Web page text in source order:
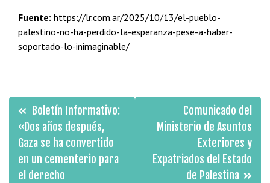
Fuente: https://lr.com.ar/2025/10/13/el-pueblo-
palestino-no-ha-perdido-la-esperanza-pese-a-haber-
soportado-lo-inimaginable/
Navegación
de
entradas
Boletín Informativo:
«Dos años después,
Gaza se ha convertido
en un cementerio para
el derecho
Comunicado del
Ministerio de Asuntos
Exteriores y
Expatriados del Estado
de Palestina